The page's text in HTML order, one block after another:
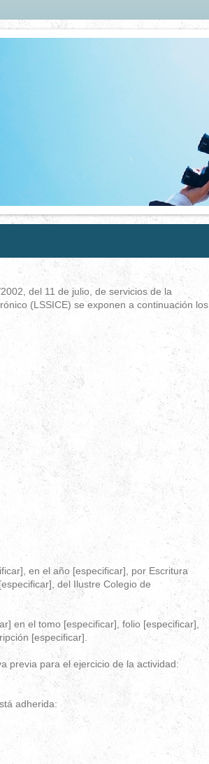
del 11 de julio, de servicios de la
(LSSICE) se exponen a continuación los
en el año [especificar], por Escritura
del Ilustre Colegio de
en el tomo [especificar], folio [especificar],
[especificar].
previa para el ejercicio de la actividad:
adherida: